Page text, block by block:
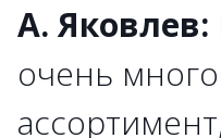
А. Яковлев:
очень